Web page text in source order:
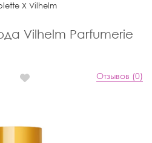
X Vilhelm
Vilhelm Parfumerie
Отзывов (0)